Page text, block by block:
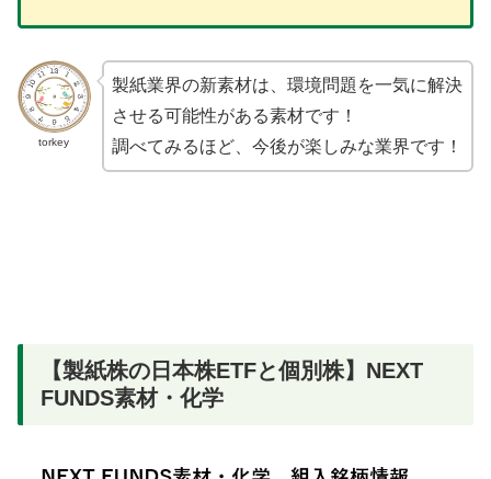
torkey
製紙業界の新素材は、環境問題を一気に解決
させる可能性がある素材です！
調べてみるほど、今後が楽しみな業界です！
【製紙株の日本株ETFと個別株】NEXT
FUNDS素材・化学